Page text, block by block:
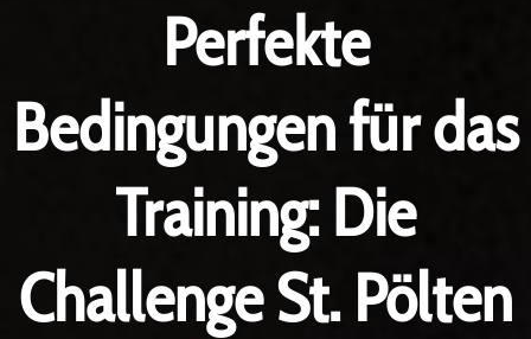
Perfekte
Bedingungen für das
Training: Die
Challenge St. Pölten